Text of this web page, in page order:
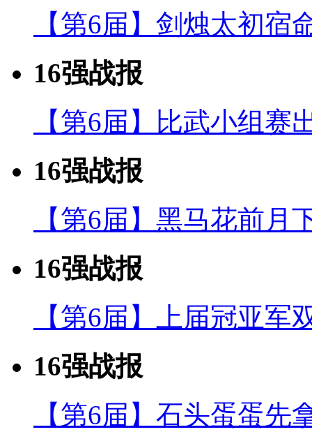
【第6届】剑烛太初宿
16强战报
【第6届】比武小组赛
16强战报
【第6届】黑马花前月
16强战报
【第6届】上届冠亚军
16强战报
【第6届】石头蛋蛋先